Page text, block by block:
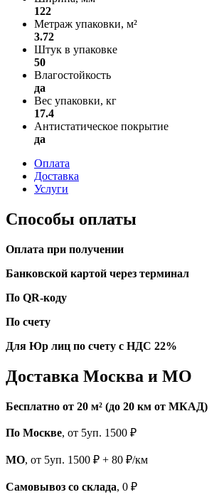
122
Метраж упаковки, м²
3.72
Штук в упаковке
50
Влагостойкость
да
Вес упаковки, кг
17.4
Антистатическое покрытие
да
Оплата
Доставка
Услуги
Способы оплаты
Оплата при получении
Банковской картой через терминал
По QR-коду
По счету
Для Юр лиц по счету с НДС 22%
Доставка Москва и МО
Бесплатно от 20 м² (до 20 км от МКАД)
По Москве, от 5уп. 1500 ₽
МО, от 5уп. 1500 ₽ + 80 ₽/км
Самовывоз со склада, 0 ₽